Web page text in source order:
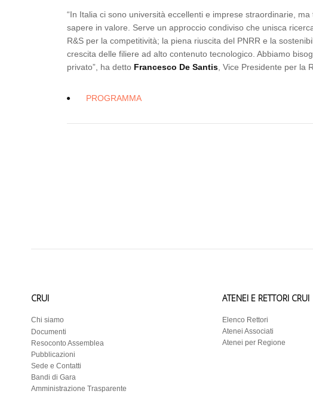
“In Italia ci sono università eccellenti e imprese straordinarie,
sapere in valore. Serve un approccio condiviso che unisca
R&S per la competitività; la piena riuscita del PNRR e la
crescita delle filiere ad alto contenuto tecnologico. Abbiamo
privato”, ha detto Francesco De Santis , Vice Presidente per la
PROGRAMMA
CRUI
Chi siamo
Documenti
Resoconto Assemblea
Pubblicazioni
Sede e Contatti
Bandi di Gara
Amministrazione Trasparente
ATENEI E RETTORI CRUI
Elenco Rettori
Atenei Associati
Atenei per Regione